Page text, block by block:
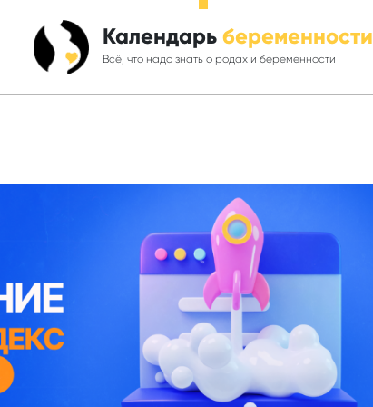
Календарь беременности
Всё, что надо знать о родах и беременности